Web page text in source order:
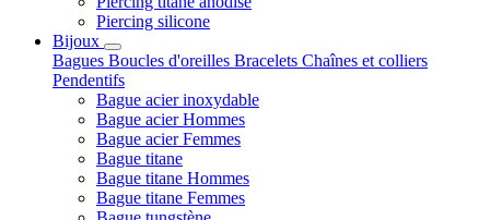
Piercing silicone
Bijoux
Bagues Boucles d'oreilles Bracelets Chaînes et colliers
Pendentifs
Bague acier inoxydable
Bague acier Hommes
Bague acier Femmes
Bague titane
Bague titane Hommes
Bague titane Femmes